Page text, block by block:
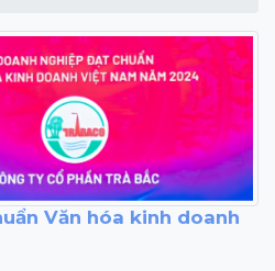
Văn hóa kinh doanh